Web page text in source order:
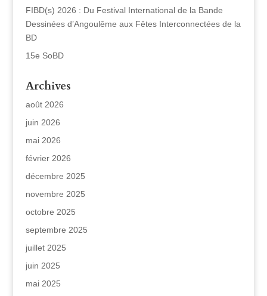
FIBD(s) 2026 : Du Festival International de la Bande
Dessinées d’Angoulême aux Fêtes Interconnectées de la
BD
15e SoBD
Archives
août 2026
juin 2026
mai 2026
février 2026
décembre 2025
novembre 2025
octobre 2025
septembre 2025
juillet 2025
juin 2025
mai 2025